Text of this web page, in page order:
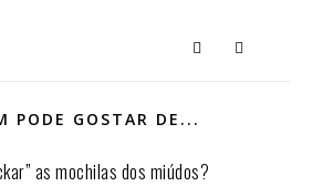
PODE GOSTAR DE...
as mochilas dos miúdos?